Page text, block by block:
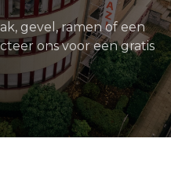
gevel, ramen of een
ons voor een gratis